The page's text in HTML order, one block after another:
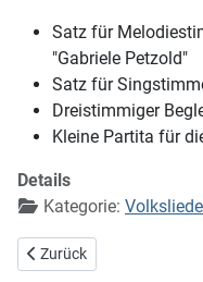
Satz für
"Gabriele Petzold"
Satz für
Dreistimmiger
Kleine Partita für
Details
Kategorie:
Vorheriger Beitrag: Kein
Zurück